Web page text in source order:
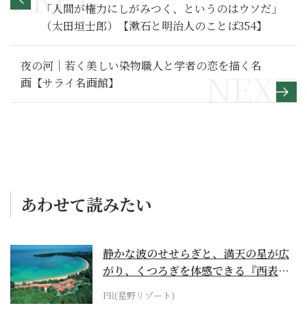
「人間が権力にしがみつく、というのはウソだ」
（太田垣士郎）【漱石と明治人のことば354】
夜の河｜若く美しい染物職人と学者の恋を描く名
画【サライ名画館】
あわせて読みたい
静かな波のせせらぎと、満天の星が広
がり、くつろぎを体感できる『西表島
ホテル by...
PR(星野リゾート)